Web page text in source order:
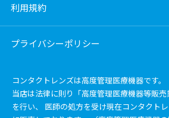
利用規約
プライバシーポリシー
コンタクトレンズは高度管理医療機器です。
当店は法律に則り「高度管理医療機器等販
を行い、 医師の処方を受け現在コンタクト